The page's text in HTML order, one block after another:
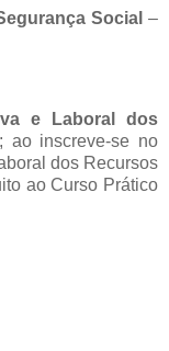
Social –
e Laboral dos
inscreve-se no
dos Recursos
ao Curso Prático